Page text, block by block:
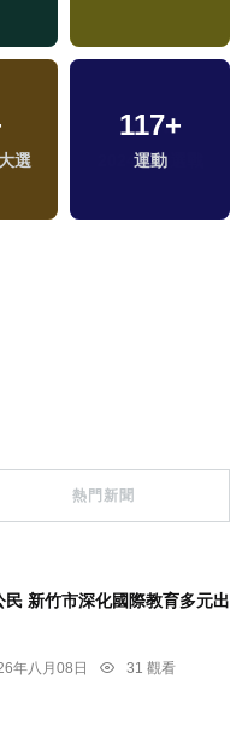
選
117+
運動
熱門新聞
新竹市深化國際教育多元出
年八月08日
31 觀看